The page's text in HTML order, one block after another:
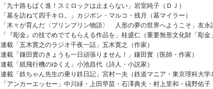
「九十路もばく進！スミロックは止まらない」岩室純子（ＤＪ）
「墓を訪ねて四千キロ。」カジポン・マルコ・残月（墓マイラー）
「木々が育んだ〈プリンプリン物語〉 人形の夢の世界へようこそ」友永
「『彫金』の技でめでてもらえる作品を」桂盛仁（重要無形文化財「彫金
連載「五木寛之のラジオ千夜一話」五木寛之（作家）
連載「鎌田實のきょうも一日頑張りません！」鎌田實（医師・作家）
連載「紙飛行機のゆくえ」小池昌代（詩人・小説家）
連載「鉄ちゃん先生の乗り鉄日記」宮村一夫（鉄道マニア・東京理科大学
「アンカーエッセー」中川緑・上田早苗・石澤典夫・村上里和・礒野佑